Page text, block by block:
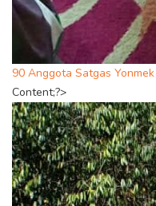
90 Anggota Satgas
Content;?>